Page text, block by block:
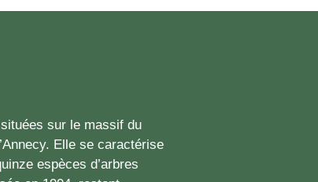
sur le massif du
Elle se caractérise
espèces d’arbres